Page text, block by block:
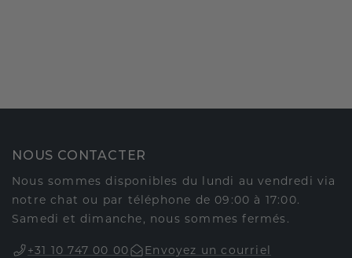
NOUS CONTACTER
Nous sommes disponibles du lundi au vendredi via
notre chat ou par téléphone de 09:00 à 17:00.
Samedi et dimanche, nous sommes fermés.
+31 10 747 00 00
Envoyez un courriel